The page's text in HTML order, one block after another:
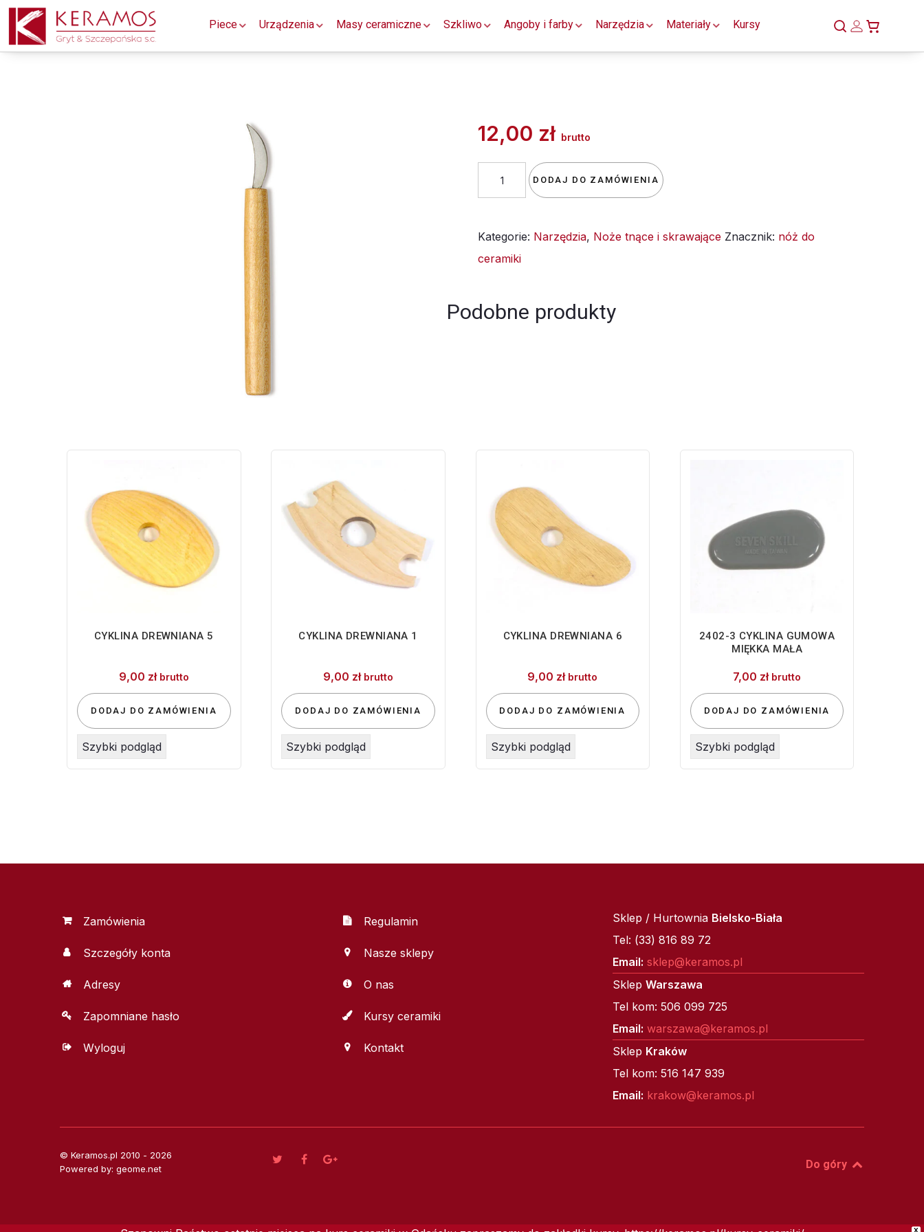
Piece Urządzenia Masy ceramiczne Szkliwo Angoby i farby Narzędzia Materiały Kursy
12,00 zł brutto
2200-
Nóż
Łukowy
DODAJ DO ZAMÓWIENIA
Kategorie: Narzędzia, Noże tnące i skrawające Znacznik: nóż do
ceramiki
Podobne produkty
CYKLINA DREWNIANA 5
9,00 zł brutto
DODAJ DO ZAMÓWIENIA
Szybki podgląd
CYKLINA DREWNIANA 1
9,00 zł brutto
DODAJ DO ZAMÓWIENIA
Szybki podgląd
CYKLINA DREWNIANA 6
9,00 zł brutto
DODAJ DO ZAMÓWIENIA
Szybki podgląd
2402-3 CYKLINA GUMOWA
MIĘKKA MAŁA
7,00 zł brutto
DODAJ DO ZAMÓWIENIA
Szybki podgląd
Zamówienia
Szczegóły konta
Adresy
Zapomniane hasło
Wyloguj
Regulamin
Nasze sklepy
O nas
Kursy ceramiki
Kontakt
Sklep / Hurtownia Bielsko-Biała
Tel: (33) 816 89 72
Email: sklep@keramos.pl
Sklep Warszawa
Tel kom: 506 099 725
Email: warszawa@keramos.pl
Sklep Kraków
Tel kom: 516 147 939
Email: krakow@keramos.pl
© Keramos.pl 2010 - 2026
Powered by: geome.net
Do góry
X